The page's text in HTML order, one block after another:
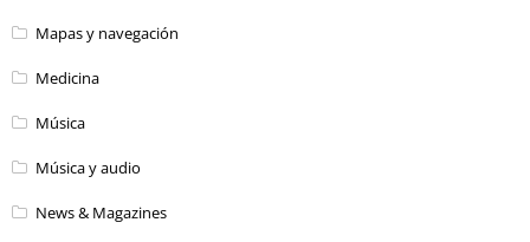
Mapas y navegación
Medicina
Música
Música y audio
News & Magazines